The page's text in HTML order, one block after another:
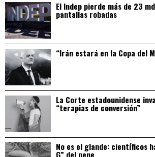
El Indep pierde más de 23
pantallas robadas
“Irán estará en la Copa del
La Corte estadounidense
“terapias de conversión”
No es el glande: científicos
G” del pene